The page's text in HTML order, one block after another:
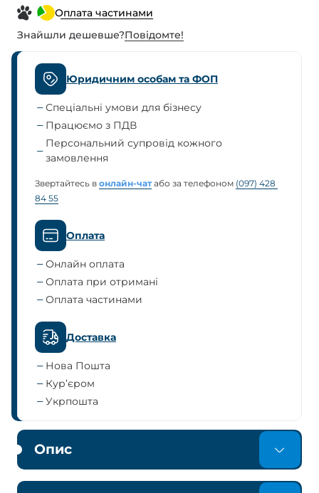
Оплата частинами
Знайшли дешевше?Повiдомте!
Юридичним особам та ФОП
Спеціальні умови для бізнесу
Працюємо з ПДВ
Персональний супровід кожного
замовлення
Звертайтесь в онлайн-чат або за телефоном (097) 428
84 55
Оплата
Онлайн оплата
Оплата при отримані
Оплата частинами
Доставка
Нова Пошта
Кур’єром
Укрпошта
Опис